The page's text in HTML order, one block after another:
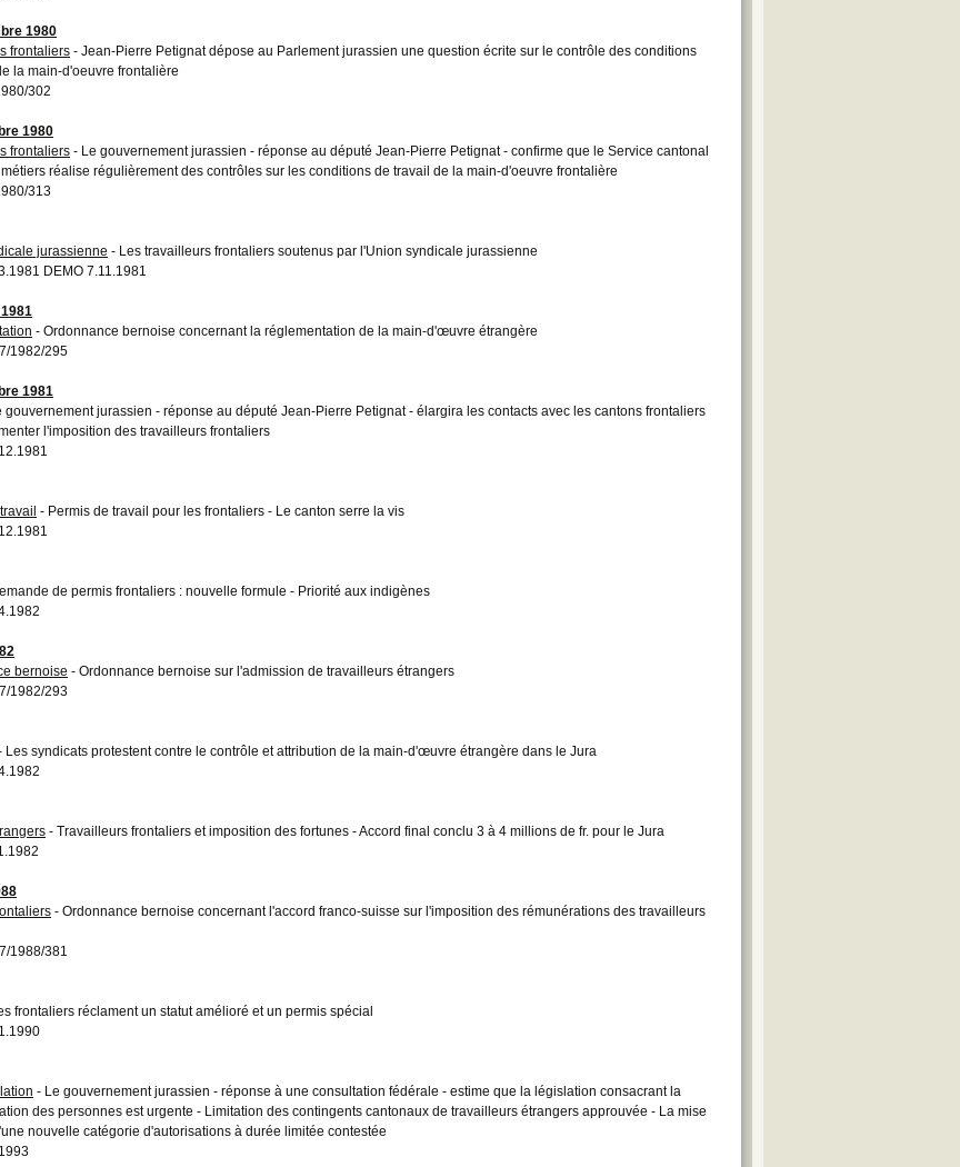
1980
frontaliers - Jean-Pierre Petignat dépose au Parlement jurassien une question écrite sur le contrôle des conditions
la main-d'oeuvre frontalière
302
1980
frontaliers - Le gouvernement jurassien - réponse au député Jean-Pierre Petignat - confirme que le Service cantonal
réalise régulièrement des contrôles sur les conditions de travail de la main-d'oeuvre frontalière
313
jurassienne - Les travailleurs frontaliers soutenus par l'Union syndicale jurassienne
DEMO 7.11.1981
- Ordonnance bernoise concernant la réglementation de la main-d'œuvre étrangère
1982/295
1981
gouvernement jurassien - réponse au député Jean-Pierre Petignat - élargira les contacts avec les cantons frontaliers
l'imposition des travailleurs frontaliers
- Permis de travail pour les frontaliers - Le canton serre la vis
de permis frontaliers : nouvelle formule - Priorité aux indigènes
bernoise - Ordonnance bernoise sur l'admission de travailleurs étrangers
1982/293
Les syndicats protestent contre le contrôle et attribution de la main-d'œuvre étrangère dans le Jura
- Travailleurs frontaliers et imposition des fortunes - Accord final conclu 3 à 4 millions de fr. pour le Jura
- Ordonnance bernoise concernant l'accord franco-suisse sur l'imposition des rémunérations des travailleurs
1988/381
frontaliers réclament un statut amélioré et un permis spécial
- Le gouvernement jurassien - réponse à une consultation fédérale - estime que la législation consacrant la
des personnes est urgente - Limitation des contingents cantonaux de travailleurs étrangers approuvée - La mise
nouvelle catégorie d'autorisations à durée limitée contestée